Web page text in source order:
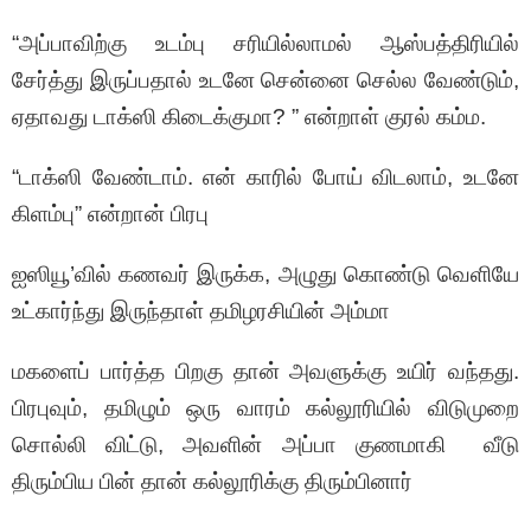
“அப்பாவிற்கு உடம்பு சரியில்லாமல் ஆஸ்பத்திரியில்
சேர்த்து இருப்பதால் உடனே சென்னை செல்ல வேண்டும்,
ஏதாவது டாக்ஸி கிடைக்குமா? ” என்றாள் குரல் கம்ம.
“டாக்ஸி வேண்டாம். என் காரில் போய் விடலாம், உடனே
கிளம்பு” என்றான் பிரபு
ஐஸியூ’வில் கணவர் இருக்க, அழுது கொண்டு வெளியே
உட்கார்ந்து இருந்தாள் தமிழரசியின் அம்மா
மகளைப் பார்த்த பிறகு தான் அவளுக்கு உயிர் வந்தது.
பிரபுவும், தமிழும் ஒரு வாரம் கல்லூரியில் விடுமுறை
சொல்லி விட்டு, அவளின் அப்பா குணமாகி வீடு
திரும்பிய பின் தான் கல்லூரிக்கு திரும்பினார்